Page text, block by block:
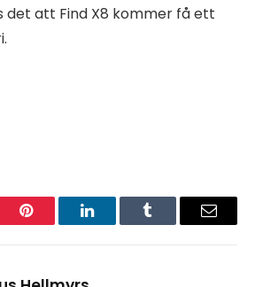
det att Find X8 kommer få ett
Pinterest LinkedInTumblr Email